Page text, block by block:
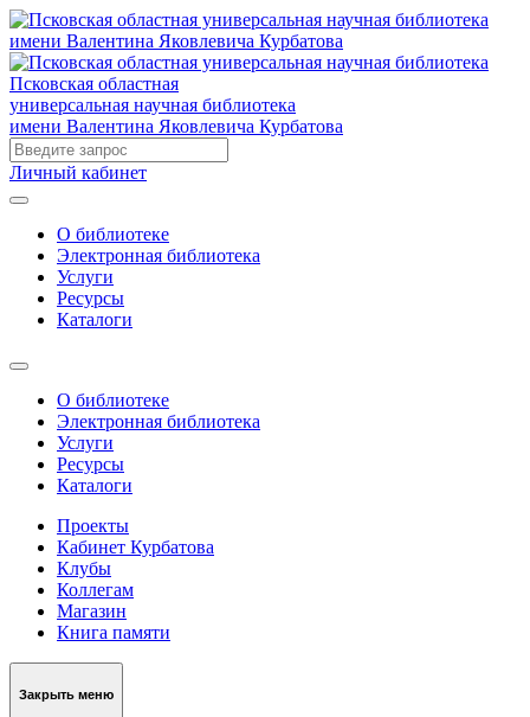
Псковская областная
универсальная научная библиотека
имени Валентина Яковлевича Курбатова
Личный кабинет
О библиотеке
Электронная библиотека
Услуги
Ресурсы
Каталоги
О библиотеке
Электронная библиотека
Услуги
Ресурсы
Каталоги
Проекты
Кабинет Курбатова
Клубы
Коллегам
Магазин
Книга памяти
Закрыть меню